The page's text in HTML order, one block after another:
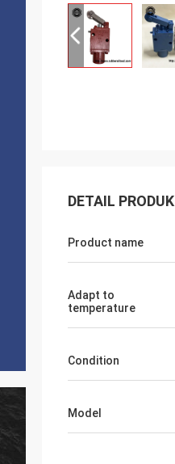
DETAIL PRODUK
Product name
Adapt to
temperature
Condition
Model